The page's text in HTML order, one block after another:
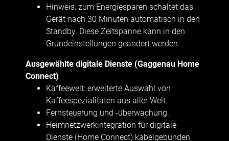
Hinweis: zum Energiesparen schaltet das
Gerät nach 30 Minuten automatisch in den
Standby. Diese Zeitspanne kann in den
Grundeinstellungen geändert werden.
Ausgewählte digitale Dienste (Gaggenau Home
Connect)
Kaffeewelt: erweiterte Auswahl von
Kaffeespezialitäten aus aller Welt.
Fernsteuerung und -überwachung.
Heimnetzwerkintegration für digitale
Dienste (Home Connect) kabelgebunden